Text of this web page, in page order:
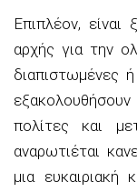
Επιπλέον,
αρχής για την
διαπιστωμένες
πολίτες και
αναρωτιέται
μια ευκαιριακή